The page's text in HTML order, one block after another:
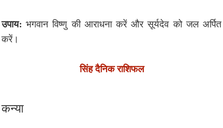
उपाय: भगवान विष्णु की आराधना करें और सूर्यदेव को जल अर्पित
करें।
सिंह दैनिक राशिफल
कन्या